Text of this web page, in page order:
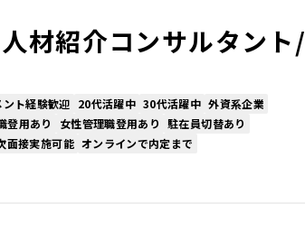
材紹介コンサルタント/
ト経験歓迎 20代活躍中 30代活躍中 外資系企業
登用あり 女性管理職登用あり 駐在員切替あり
面接実施可能 オンラインで内定まで